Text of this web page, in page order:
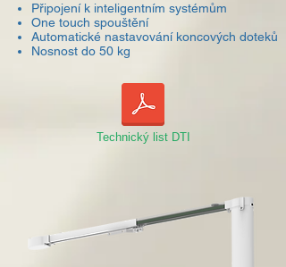
Připojení k inteligentním systémům
One touch spouštění
Automatické nastavování koncových doteků
Nosnost do 50 kg
Technický list DTI